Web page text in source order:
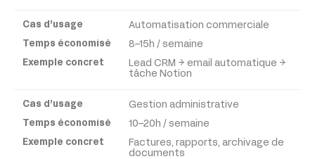
économisé
Exemple
Automatisation commerciale
8–15h / semaine
Lead CRM → email automatique →
tâche Notion
Gestion administrative
10–20h / semaine
Factures, rapports, archivage de
documents